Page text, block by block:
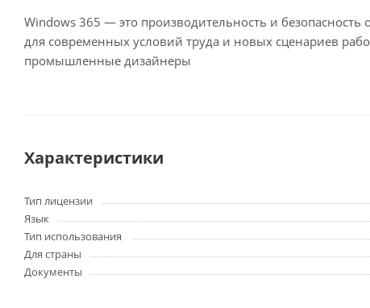
Windows 365 — это производительность и
для современных условий труда и новых сценариев
промышленные дизайнеры
Характеристики
Тип лицензии
Язык
Тип использования
Для страны
Документы